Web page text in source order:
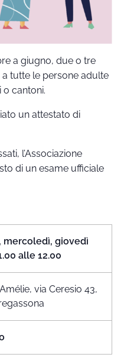
a giugno, due o tre
tutte le persone adulte
cantoni.
un attestato di
l’Associazione
di un esame ufficiale
mercoledì, giovedì
alle 12.00
via Ceresio 43,